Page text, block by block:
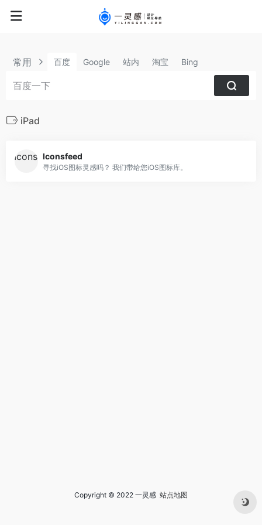
常用 百度 Google 站内 淘宝 Bing
iPad
Iconsfeed
寻找iOS图标灵感吗？ 我们带给您iOS图标库。
Copyright © 2022 一灵感 站点地图